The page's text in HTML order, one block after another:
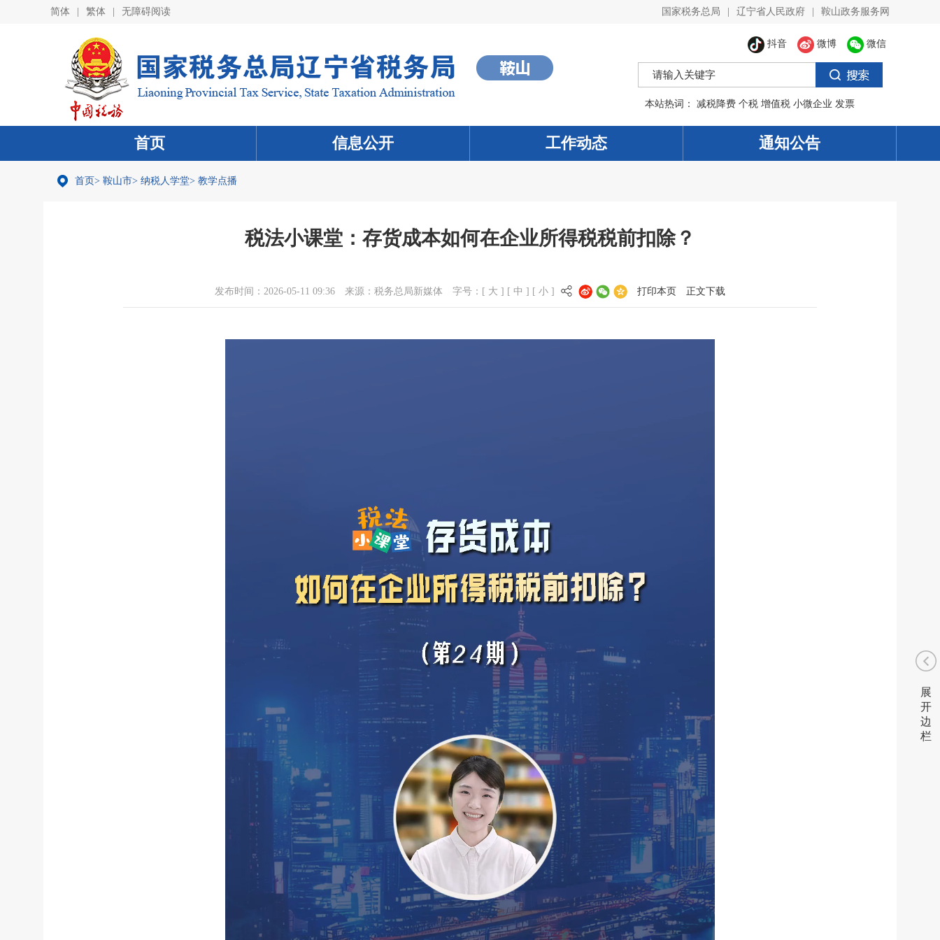
简体 繁体 无障碍阅读 国家税务总局 辽宁省人民政府 鞍山政务服务网
抖音 微博 微信
本站热词： 减税降费 个税 增值税 小微企业 发票
首页 信息公开 工作动态 通知公告
首页> 鞍山市> 纳税人学堂> 教学点播
税法小课堂：存货成本如何在企业所得税税前扣除？
发布时间：2026-05-11 09:36 来源： 税务总局新媒体 字号：[ 大 ] [ 中 ] [ 小 ] 打印本页 正文下载
展
开
边
栏